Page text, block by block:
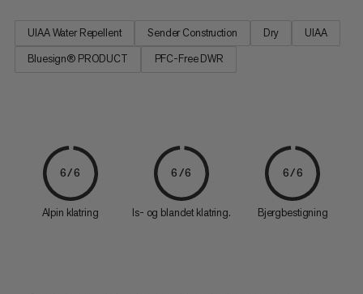
UIAA Water Repellent Sender Construction Dry
UIAA
Bluesign® PRODUCT
PFC-Free DWR
6/6
Alpin klatring
6/6
Is- og blandet klatring.
6/6
Bjergbestigning